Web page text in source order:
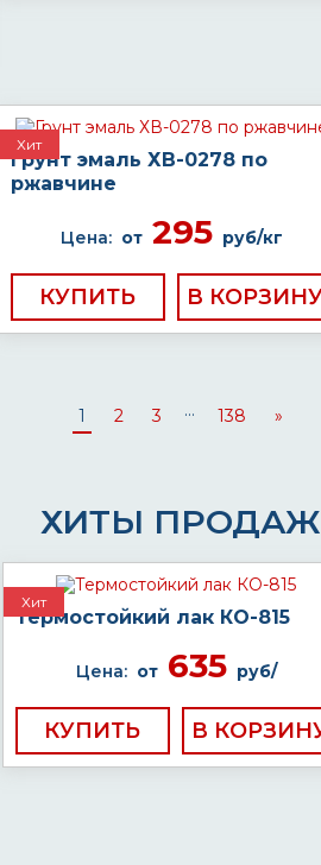
Хит
Грунт эмаль ХВ-0278 по
ржавчине
Цена: от295 руб/кг
КУПИТЬ
1 2 3 ... 138 »
ХИТЫ ПРОДАЖ
Хит
Термостойкий лак КО-815
Цена: от635 руб/
КУПИТЬ